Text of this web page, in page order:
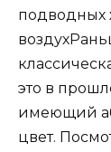
подводных
это в
имеющий
цвет.